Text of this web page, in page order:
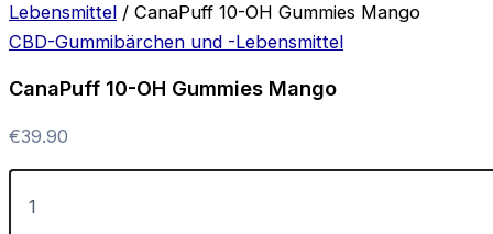
Lebensmittel / CanaPuff 10-OH Gummies Mango
CBD-Gummibärchen und -Lebensmittel
CanaPuff 10-OH Gummies Mango
€39.90
CanaPuff
10-